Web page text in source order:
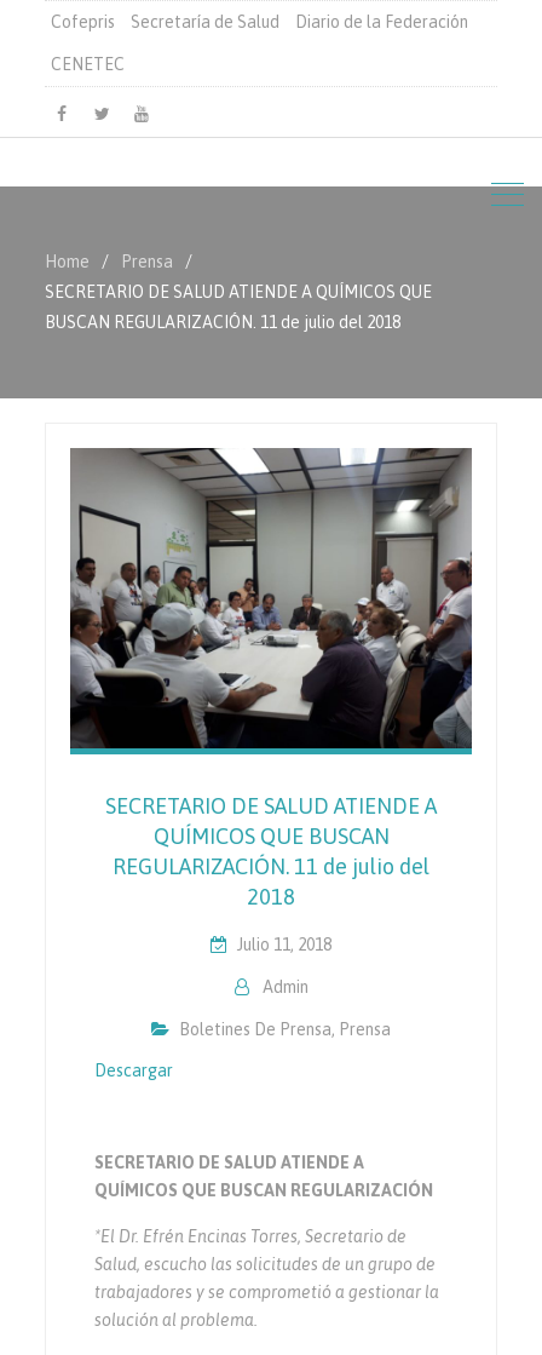
Cofepris Secretaría de Salud Diario de la Federación
CENETEC
Facebook
TwitterYoutube
Home
Prensa
SECRETARIO DE SALUD ATIENDE A QUÍMICOS QUE
BUSCAN REGULARIZACIÓN. 11 de julio del 2018
SECRETARIO DE SALUD ATIENDE A
QUÍMICOS QUE BUSCAN
REGULARIZACIÓN. 11 de julio del
2018
Julio 11, 2018
Admin
Boletines De Prensa, Prensa
Descargar
SECRETARIO DE SALUD ATIENDE A
QUÍMICOS QUE BUSCAN REGULARIZACIÓN
*El Dr. Efrén Encinas Torres, Secretario de
Salud, escucho las solicitudes de un grupo de
trabajadores y se comprometió a gestionar la
solución al problema.